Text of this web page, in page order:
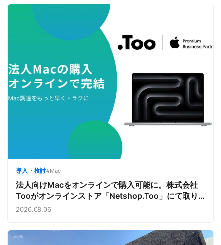
導入・検討#Mac
法人向けMacをオンラインで購入可能に。株式会社
Tooがオンラインストア「Netshop.Too」にて取り
扱いをスタート。デバイス調達の手間を減らし、スピ
2026.08.06